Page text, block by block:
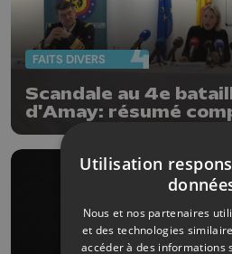
FAITS DIVERS
Scandale au 4e
d'Amay: résumé
situation
Utilisation
Nous et nos partenaires
et des technologies
accéder à des informations